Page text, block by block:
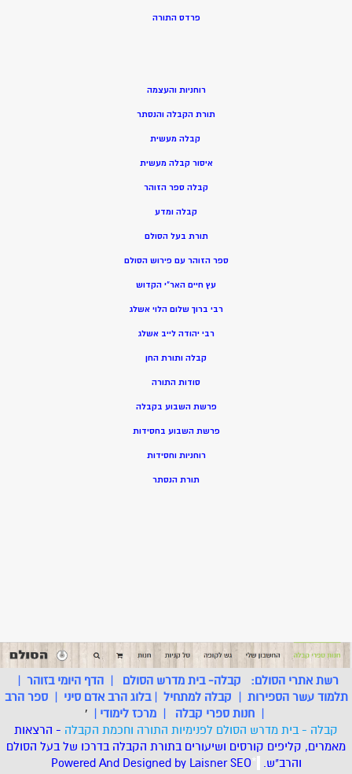
פרדס התורה
רוחניות והעצמה
תורת הקבלה והנסתר
קבלה מעשית
איסור קבלה מעשית
קבלה ספר הזוהר
קבלה ומדע
תורת בעל הסולם
ספר הזוהר עם פירוש הסולם
עץ חיים האר”י הקדוש
רבי ברוך שלום הלוי אשלג
רבי יהודה לייב אשלג
קבלה ותורת החן
סודות התורה
פרשת השבוע בקבלה
פרשת השבוע בחסידות
רוחניות וחסידות
תורת הנסתר
רשת אתרי הסולם: קבלה- בית מדרש הסולם |הדף היומי בזוהר |
תלמוד עשר הספירות | קבלה למתחיל |בלוג הרב אדם סיני |ספר הרב
| חנות ספרי קבלה | מרכז לימודי |
'
קבלה - בית מדרש הסולם לפנימיות התורה וחכמת הקבלה - הרצאות
מאמרים, קליפים קורסים ושיעורים בתורת הקבלה בדרכו של בעל הסולם
והרב"ש. *
Powered And Designed by LaisnerSEO